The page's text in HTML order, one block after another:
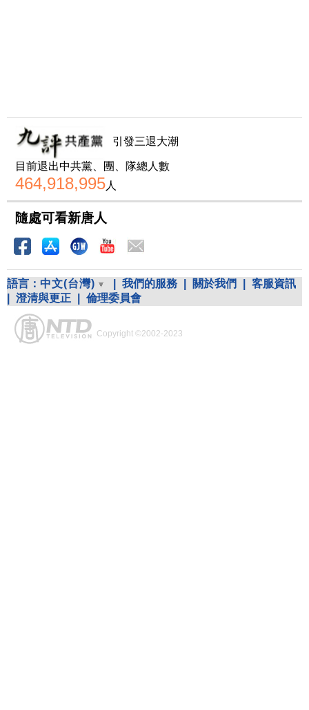
引發三退大潮
目前退出中共黨、團、隊總人數
464,918,995人
隨處可看新唐人
語言： 中文(台灣) 我們的服務 關於我們
客服資訊
澄清與更正 倫理委員會
Copyright ©2002-2023